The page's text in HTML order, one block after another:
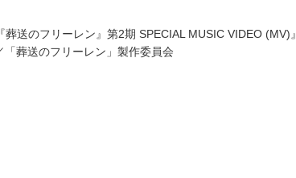
送のフリーレン』第2期 SPECIAL MUSIC VIDEO (MV)』
「葬送のフリーレン」製作委員会